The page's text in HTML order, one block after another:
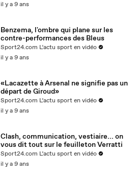
il y a 9 ans
Benzema, l'ombre qui plane sur les
contre-performances des Bleus
Sport24.com L’actu sport en vidéo
il y a 9 ans
«Lacazette à Arsenal ne signifie pas un
départ de Giroud»
Sport24.com L’actu sport en vidéo
il y a 9 ans
Clash, communication, vestiaire... on
vous dit tout sur le feuilleton Verratti
Sport24.com L’actu sport en vidéo
il y a 9 ans